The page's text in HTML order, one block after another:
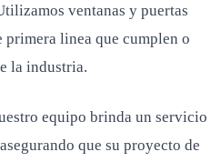
ventanas y puertas
primera linea que cumplen o
la industria.
equipo brinda un servicio
que su proyecto de